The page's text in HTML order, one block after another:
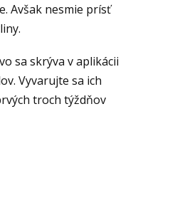
Avšak nesmie prísť
sa skrýva v aplikácii
Vyvarujte sa ich
troch týždňov